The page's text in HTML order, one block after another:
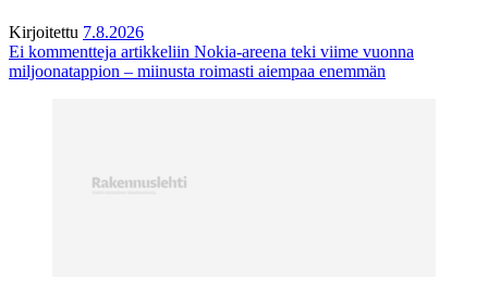
Kirjoitettu 7.8.2026
Ei kommentteja artikkeliin Nokia-areena teki viime vuonna
miljoonatappion – miinusta roimasti aiempaa enemmän